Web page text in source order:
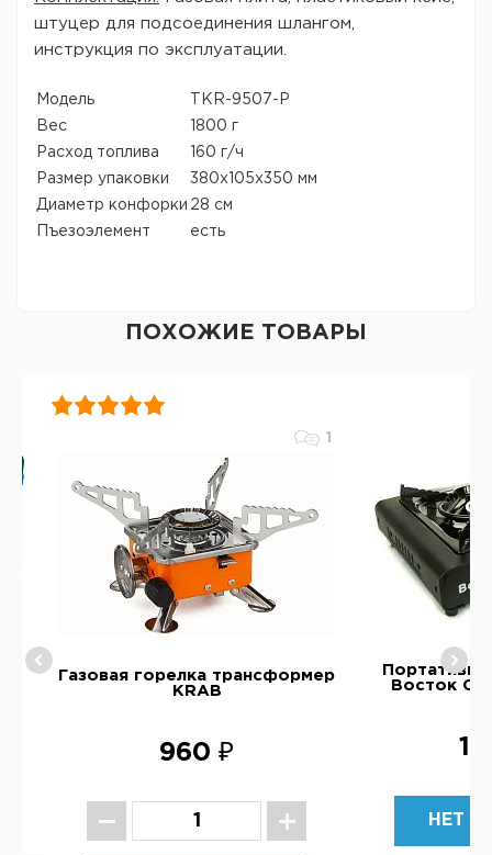
штуцер для подсоединения шлангом,
инструкция по эксплуатации.
Модель
TKR-9507-P
Вес
1800 г
Расход топлива
160 г/ч
Размер упаковки
380x105x350 мм
Диаметр конфорки 28 см
Пъезоэлемент
есть
ПОХОЖИЕ ТОВАРЫ
1
Газовая горелка трансформер
KRAB
960 ₽
Восток
1
НЕТ В